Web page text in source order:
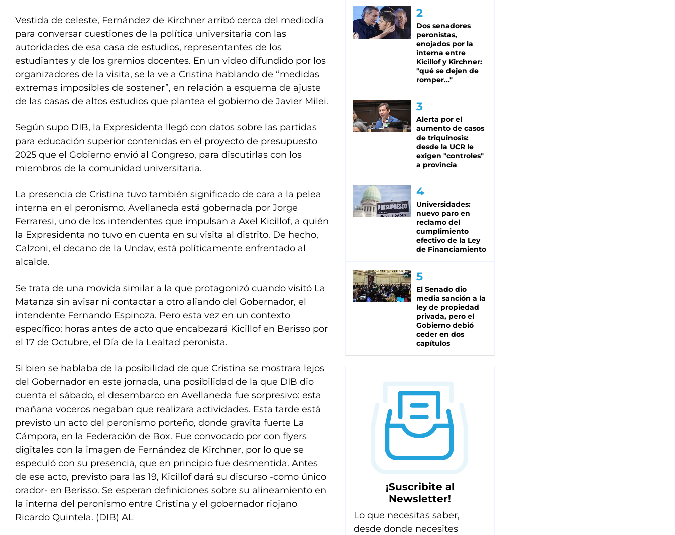
Vestida de celeste, Fernández de Kirchner arribó cerca del mediodía
para conversar cuestiones de la política universitaria con las
autoridades de esa casa de estudios, representantes de los
estudiantes y de los gremios docentes. En un video difundido por los
organizadores de la visita, se la ve a Cristina hablando de “medidas
extremas imposibles de sostener”, en relación a esquema de ajuste
de las casas de altos estudios que plantea el gobierno de Javier Milei.
Según supo DIB, la Expresidenta llegó con datos sobre las partidas
para educación superior contenidas en el proyecto de presupuesto
2025 que el Gobierno envió al Congreso, para discutirlas con los
miembros de la comunidad universitaria.
La presencia de Cristina tuvo también significado de cara a la pelea
interna en el peronismo. Avellaneda está gobernada por Jorge
Ferraresi, uno de los intendentes que impulsan a Axel Kicillof, a quién
la Expresidenta no tuvo en cuenta en su visita al distrito. De hecho,
Calzoni, el decano de la Undav, está políticamente enfrentado al
alcalde.
Se trata de una movida similar a la que protagonizó cuando visitó La
Matanza sin avisar ni contactar a otro aliando del Gobernador, el
intendente Fernando Espinoza. Pero esta vez en un contexto
específico: horas antes de acto que encabezará Kicillof en Berisso por
el 17 de Octubre, el Día de la Lealtad peronista.
Si bien se hablaba de la posibilidad de que Cristina se mostrara lejos
del Gobernador en este jornada, una posibilidad de la que DIB dio
cuenta el sábado, el desembarco en Avellaneda fue sorpresivo: esta
mañana voceros negaban que realizara actividades. Esta tarde está
previsto un acto del peronismo porteño, donde gravita fuerte La
Cámpora, en la Federación de Box. Fue convocado por con flyers
digitales con la imagen de Fernández de Kirchner, por lo que se
especuló con su presencia, que en principio fue desmentida. Antes
de ese acto, previsto para las 19, Kicillof dará su discurso -como único
orador- en Berisso. Se esperan definiciones sobre su alineamiento en
la interna del peronismo entre Cristina y el gobernador riojano
Ricardo Quintela. (DIB) AL
Dos senadores
peronistas,
enojados por la
interna entre
Kicillof y Kirchner:
"qué se dejen de
romper..."
Alerta por el
aumento de casos
de triquinosis:
desde la UCR le
exigen "controles"
a provincia
Universidades:
nuevo paro en
reclamo del
cumplimiento
efectivo de la Ley
de Financiamiento
El Senado dio
media sanción a la
ley de propiedad
privada, pero el
Gobierno debió
ceder en dos
capítulos
¡Suscribite al
Newsletter!
Lo que necesitas saber,
desde donde necesites